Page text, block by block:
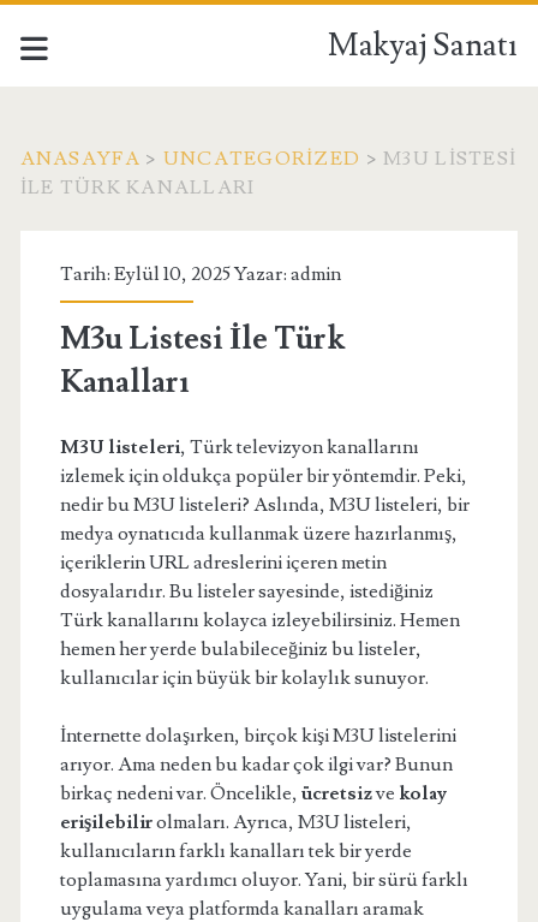
Makyaj Sanatı
ANASAYFA > UNCATEGORIZED >M3U LISTESI
İLE TÜRK KANALLARI
Tarih: Eylül 10, 2025 Yazar: admin
M3u Listesi İle Türk
Kanalları
M3U listeleri, Türk televizyon kanallarını
izlemek için oldukça popüler bir yöntemdir. Peki,
nedir bu M3U listeleri? Aslında, M3U listeleri, bir
medya oynatıcıda kullanmak üzere hazırlanmış,
içeriklerin URL adreslerini içeren metin
dosyalarıdır. Bu listeler sayesinde, istediğiniz
Türk kanallarını kolayca izleyebilirsiniz. Hemen
hemen her yerde bulabileceğiniz bu listeler,
kullanıcılar için büyük bir kolaylık sunuyor.
İnternette dolaşırken, birçok kişi M3U listelerini
arıyor. Ama neden bu kadar çok ilgi var? Bunun
birkaç nedeni var. Öncelikle, ücretsizve kolay
erişilebilirolmaları. Ayrıca, M3U listeleri,
kullanıcıların farklı kanalları tek bir yerde
toplamasına yardımcı oluyor. Yani, bir sürü farklı
uygulama veya platformda kanalları aramak